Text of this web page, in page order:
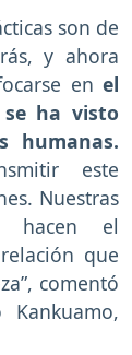
son de
y ahora
en el
ha visto
humanas.
este
Nuestras
hacen el
que
comentó